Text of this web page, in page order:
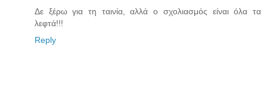
Δε ξέρω για τη ταινία, αλλά ο σχολιασμός είναι όλα τα
λεφτά!!!
Reply